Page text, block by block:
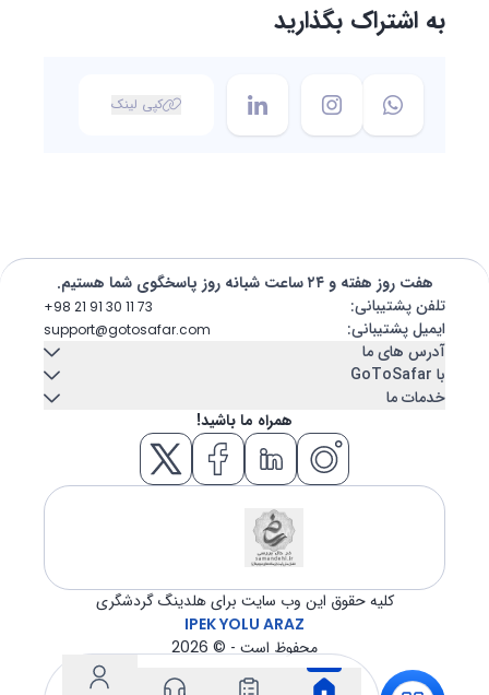
به اشتراک بگذارید
کپی لینک
هفت روز هفته و ۲۴ ساعت شبانه روز پاسخگوی شما هستیم.
تلفن پشتیبانی:
+98 21 91 30 11 73
ایمیل پشتیبانی:
support@gotosafar.com
آدرس های ما
تهران، ایران
میرداماد, خیابان شاه نظری, خیابان ابن سینا پلاک 7
خیابان امام - مجتمع تجاری عتیق - بلوک A - طبقه دوم واحد 12
GÜNEY MAH. GAZİLER CAD. No:292 Tempo iş merkezi Kat:5 İç
با GoToSafar
درباره ما
سوالات متداول
خدمات ما
کشتی کروز
بلیط هواپیما
همراه ما باشید!
کلیه حقوق این وب سایت برای هلدینگ گردشگری
IPEK YOLU ARAZ
محفوظ است - ©2026